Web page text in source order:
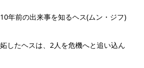
年前の出来事を知るヘス(ムン・ジフ)
したヘスは、2人を危機へと追い込ん